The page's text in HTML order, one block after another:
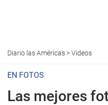
Diario las Américas>Videos
EN FOTOS
Las mejores